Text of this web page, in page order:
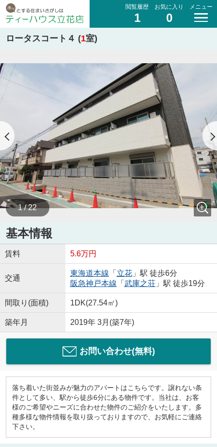
閲覧履歴
1
お気に入り
0
メニュー
ロータスコート４ (1室)
1 / 22
基本情報
賃料 5.6万円
交通
東海道本線 「 立花」駅 徒歩6分
阪急神戸本線 「 武庫之荘」駅 徒歩19分
間取り(面積) 1DK(27.54㎡)
築年月 2019年 3月(築7年)
お問い合わせ(無料)
落ち着いた街並みが魅力のアパートはこちらです。譲れない条
件として多い、駅から徒歩6分にある物件です。当社は、お客
様のご希望やニーズに合わせた物件のご紹介をいたします。多
種多様な物件情報を取り扱っておりますので、お気軽にご連絡
下さい。